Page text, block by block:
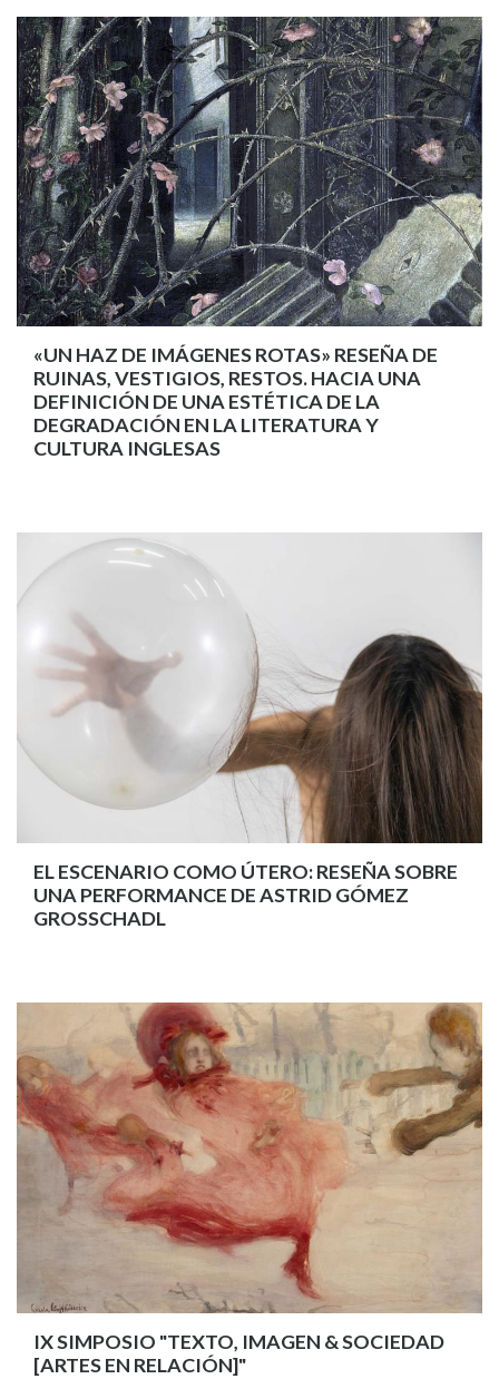
«UN HAZ DE IMÁGENES ROTAS» RESEÑA DE
RUINAS, VESTIGIOS, RESTOS. HACIA UNA
DEFINICIÓN DE UNA ESTÉTICA DE LA
DEGRADACIÓN EN LA LITERATURA Y
CULTURA INGLESAS
EL ESCENARIO COMO ÚTERO: RESEÑA SOBRE
UNA PERFORMANCE DE ASTRID GÓMEZ
GROSSCHADL
IX SIMPOSIO "TEXTO, IMAGEN & SOCIEDAD
[ARTES EN RELACIÓN]"